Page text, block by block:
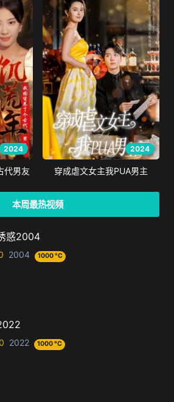
2024
代男友
2024
穿成虐文女主我PUA男主
本周最热视频
惑2004
2004 1000 °C
2022 1000 °C